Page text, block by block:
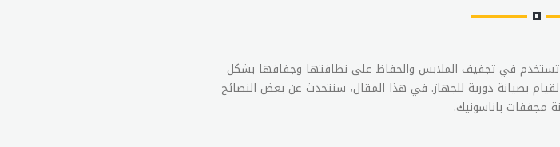
تستخدم في تجفيف الملابس والحفاظ على نظافتها وجفافها بشكل
بصيانة دورية للجهاز. في هذا المقال، سنتحدث عن بعض النصائح
مجففات باناسونيك.